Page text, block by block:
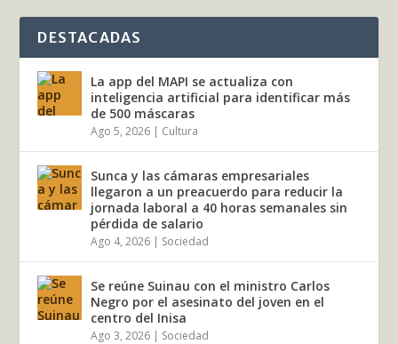
DESTACADAS
La app del MAPI se actualiza con
inteligencia artificial para identificar más
de 500 máscaras
Ago 5, 2026 | Cultura
Sunca y las cámaras empresariales
llegaron a un preacuerdo para reducir la
jornada laboral a 40 horas semanales sin
pérdida de salario
Ago 4, 2026 | Sociedad
Se reúne Suinau con el ministro Carlos
Negro por el asesinato del joven en el
centro del Inisa
Ago 3, 2026 | Sociedad